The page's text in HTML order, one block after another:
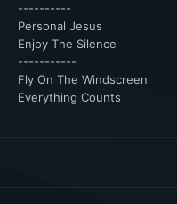
----------
Personal Jesus
Enjoy The Silence
-----------
Fly On The Windscreen
Everything Counts